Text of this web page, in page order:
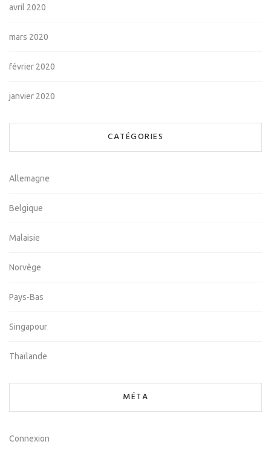
avril 2020
mars 2020
février 2020
janvier 2020
CATÉGORIES
Allemagne
Belgique
Malaisie
Norvège
Pays-Bas
Singapour
Thaïlande
MÉTA
Connexion